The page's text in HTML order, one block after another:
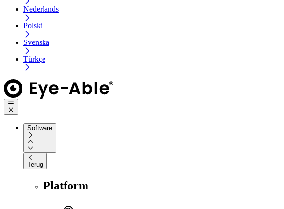
Nederlands
Polski
Svenska
Türkçe
Software
Terug
Platform